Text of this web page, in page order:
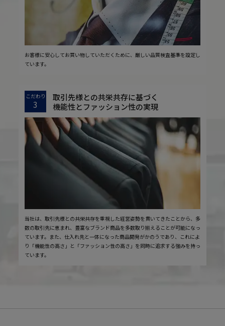
お客様に安心してお買い物していただくために、厳しい品質検査基準を設定し
ています。
こだわり
3
取引先様との共栄共存に基づく
機能性とファッション性の実現
当社は、取引先様との共栄共存を重視した経営姿勢を貫いてきたことから、多
数の取引先に恵まれ、豊富なブランド商品を多数取り揃えることが可能になっ
ています。また、仕入れ先と一体になった商品開発がかのうであり、これによ
り「機能性の高さ」と「ファッション性の高さ」を同時に追求する強みを持っ
ています。